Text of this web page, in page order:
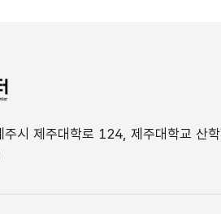
시 제주대학로 124, 제주대학교 산